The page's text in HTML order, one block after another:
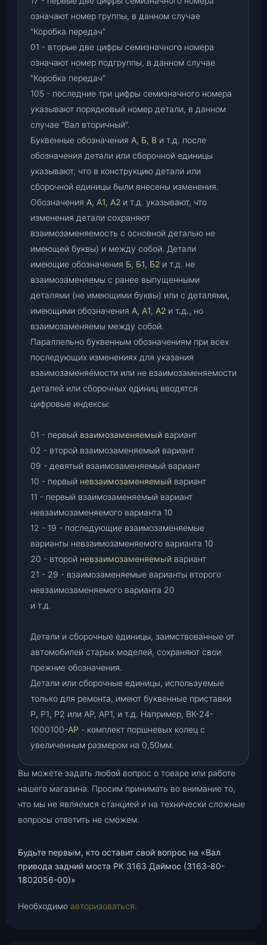
означают номер группы, в данном случае
"Коробка передач"
01 - вторые две цифры семизначного номера
означают номер подгруппы, в данном случае
"Коробка передач"
105 - последние три цифры семизначного номера
указывают порядковый номер детали, в данном
случае "Вал вторичный".
Буквенные обозначения А, Б, В и т.д. после
обозначения детали или сборочной единицы
указывают, что в конструкцию детали или
сборочной единицы были внесены изменения.
Обозначения А, А1, А2 и т.д. указывают, что
изменения детали сохраняют
взаимозаменяемость с основной деталью не
имеющей буквы) и между собой. Детали
имеющие обозначения Б, Б1, Б2 и т.д. не
взаимозаменяемы с ранее выпущенными
деталями (не имеющими буквы) или с деталями,
имеющими обозначения А, А1, А2 и т.д., но
взаимозаменяемы между собой.
Параллельно буквенным обозначениям при всех
последующих изменениях для указания
взаимозаменяемости или не взаимозаменяемости
деталей или сборочных единиц вводятся
цифровые индексы:
01 - первый взаимозаменяемый вариант
02 - второй взаимозаменяемый вариант
09 - девятый взаимозаменяемый вариант
10 - первый невзаимозаменяемый вариант
11 - первый взаимозаменяемый вариант
невзаимозаменяемого варианта 10
12 - 19 - последующие взаимозаменяемые
варианты невзаимозаменяемого варианта 10
20 - второй невзаимозаменяемый вариант
21 - 29 - взаимозаменяемые варианты второго
невзаимозаменяемого варианта 20
и т.д.
Детали и сборочные единицы, заимствованные от
автомобилей старых моделей, сохраняют свои
прежние обозначения.
Детали или сборочные единицы, используемые
только для ремонта, имеют буквенные приставки
Р, Р1, Р2 или АР, АР1, и т.д. Например, ВК-24-
1000100-АР - комплект поршневых колец с
увеличенным размером на 0,50мм.
Вы можете задать любой вопрос о товаре или работе
нашего магазина. Просим принимать во внимание то,
что мы не являемся станцией и на технически сложные
вопросы ответить не сможем.
Будьте первым, кто оставит свой вопрос на «Вал
привода задний моста РК 3163 Даймос (3163-80-
1802056-00)»
Необходимо авторизоваться.